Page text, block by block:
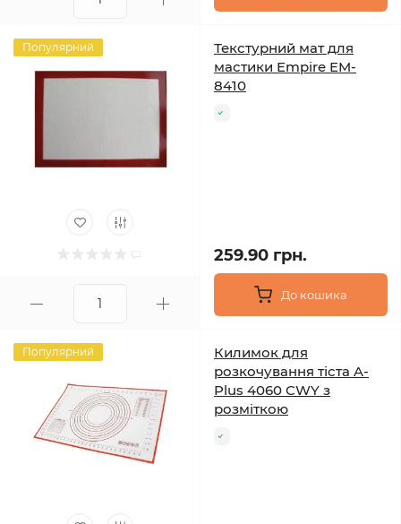
Популярний
Текстурний мат для
мастики Empire EM-
8410
259.90 грн.
До кошика
Популярний
Килимок для
розкочування тіста A-
Plus 4060 CWY з
розміткою